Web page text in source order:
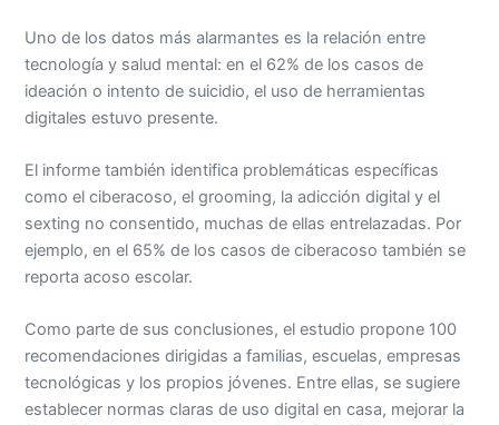
Uno de los datos más alarmantes es la relación entre
tecnología y salud mental: en el 62% de los casos de
ideación o intento de suicidio, el uso de herramientas
digitales estuvo presente.
El informe también identifica problemáticas específicas
como el ciberacoso, el grooming, la adicción digital y el
sexting no consentido, muchas de ellas entrelazadas. Por
ejemplo, en el 65% de los casos de ciberacoso también se
reporta acoso escolar.
Como parte de sus conclusiones, el estudio propone 100
recomendaciones dirigidas a familias, escuelas, empresas
tecnológicas y los propios jóvenes. Entre ellas, se sugiere
establecer normas claras de uso digital en casa, mejorar la